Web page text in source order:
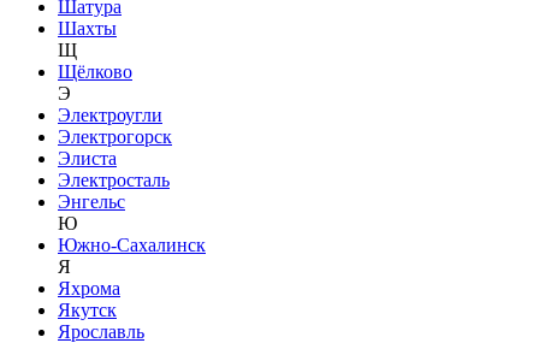
Шатура
Шахты
Щ
Щёлково
Э
Электроугли
Электрогорск
Элиста
Электросталь
Энгельс
Ю
Южно-Сахалинск
Я
Яхрома
Якутск
Ярославль